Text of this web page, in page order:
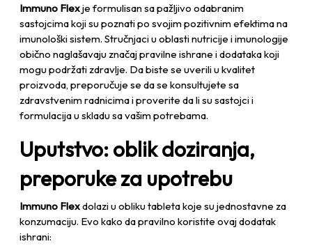
Immuno Flexje formulisan sa pažljivo odabranim
sastojcima koji su poznati po svojim pozitivnim efektima na
imunološki sistem. Stručnjaci u oblasti nutricije i imunologije
obično naglašavaju značaj pravilne ishrane i dodataka koji
mogu podržati zdravlje. Da biste se uverili u kvalitet
proizvoda, preporučuje se da se konsultujete sa
zdravstvenim radnicima i proverite da li su sastojci i
formulacija u skladu sa vašim potrebama.
Uputstvo: oblik doziranja,
preporuke za upotrebu
Immuno Flexdolazi u obliku tableta koje su jednostavne za
konzumaciju. Evo kako da pravilno koristite ovaj dodatak
ishrani: